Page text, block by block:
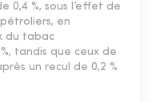
0,4 %, sous l’effet de
en
du tabac
tandis que ceux de
un recul de 0,2 %